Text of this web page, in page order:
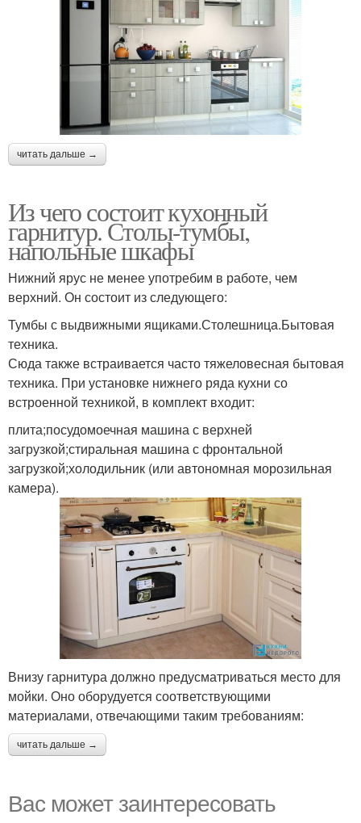
читать дальше →
Из чего состоит кухонный
гарнитур. Столы-тумбы,
напольные шкафы
Нижний ярус не менее употребим в работе, чем
верхний. Он состоит из следующего:
Тумбы с выдвижными ящиками.Столешница.Бытовая
техника.
Сюда также встраивается часто тяжеловесная бытовая
техника. При установке нижнего ряда кухни со
встроенной техникой, в комплект входит:
плита;посудомоечная машина с верхней
загрузкой;стиральная машина с фронтальной
загрузкой;холодильник (или автономная морозильная
камера).
Внизу гарнитура должно предусматриваться место для
мойки. Оно оборудуется соответствующими
материалами, отвечающими таким требованиям:
читать дальше →
Вас может заинтересовать